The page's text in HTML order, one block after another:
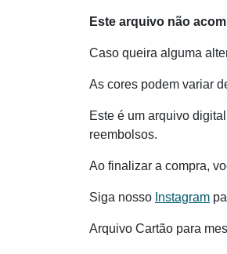
Este arquivo não
Caso queira alguma
As cores podem variar
Este é um arquivo
reembolsos.
Ao finalizar a compra,
Siga nosso Instagram
Arquivo Cartão para